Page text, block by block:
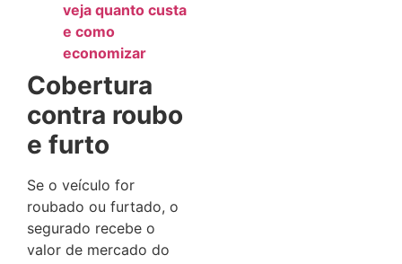
veja quanto custa
e como
economizar
Cobertura
contra roubo
e furto
Se o veículo for
roubado ou furtado, o
segurado recebe o
valor de mercado do